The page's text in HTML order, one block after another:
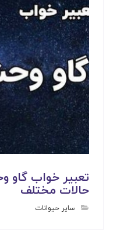
تعبیر خواب گاو
حالات مختلف
سایر حیوانات